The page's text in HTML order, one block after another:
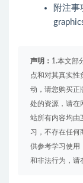
附注事
声明： 1.本文部
点和对其真实性
动，请您购买正
处的资源，请在
站所有内容均由
习，不存在任何
供参考学习使用
和非法行为，请